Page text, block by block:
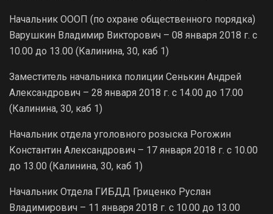
Начальник ОООП (по охране общественного порядка)
Варушкин Владимир Викторович – 08 января 2018 г. с
10.00 до 13.00 (Калинина, 30, каб 1)
Заместитель начальника полиции Сенькин Андрей
Александрович – 28 января 2018 г. с 14.00 до 17.00
(Калинина, 30, каб 1)
Начальник отдела уголовного розыска Рогожин
Константин Александрович – 17 января 2018 г. с 10.00
до 13.00 (Калинина, 30, каб 1)
Начальник Отдела ГИБДД Гриценко Руслан
Владимирович – 11 января 2018 г. с 10.00 до 13.00